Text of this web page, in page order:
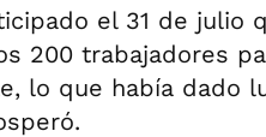
el 31 de julio
200 trabajadores
lo que había dado